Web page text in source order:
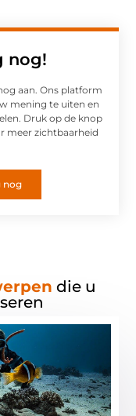
nog!
aan. Ons platform
mening te uiten en
Druk op de knop
meer zichtbaarheid
nog
die u